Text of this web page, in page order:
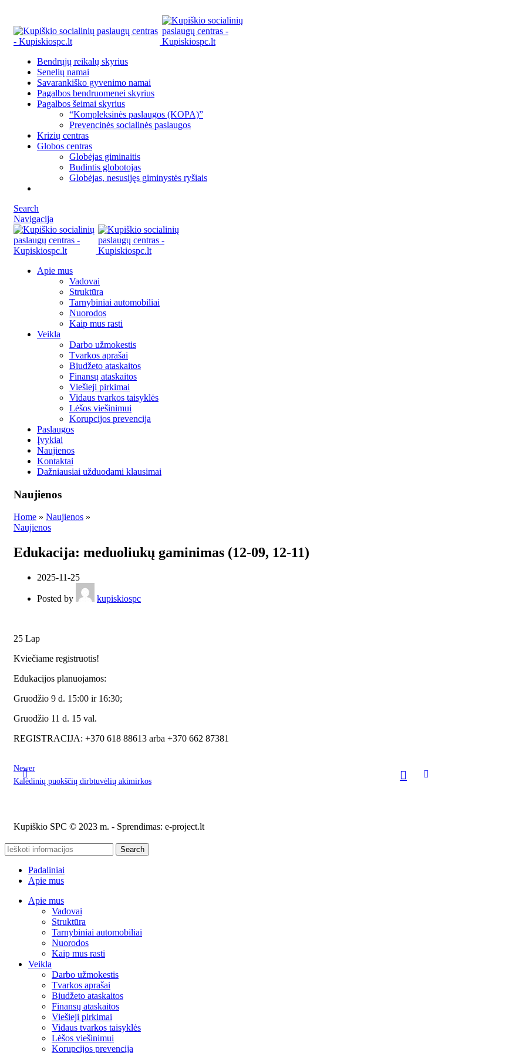
Bendrųjų reikalų skyrius
Senelių namai
Savarankiško gyvenimo namai
Pagalbos bendruomenei skyrius
Pagalbos šeimai skyrius
“Kompleksinės paslaugos (KOPA)”
Prevencinės socialinės paslaugos
Krizių centras
Globos centras
Globėjas giminaitis
Budintis globotojas
Globėjas, nesusijęs giminystės ryšiais
Search
Navigacija
Apie mus
Vadovai
Struktūra
Tarnybiniai automobiliai
Nuorodos
Kaip mus rasti
Veikla
Darbo užmokestis
Tvarkos aprašai
Biudžeto ataskaitos
Finansų ataskaitos
Viešieji pirkimai
Vidaus tvarkos taisyklės
Lėšos viešinimui
Korupcijos prevencija
Paslaugos
Įvykiai
Naujienos
Kontaktai
Dažniausiai užduodami klausimai
Naujienos
Home » Naujienos »
Naujienos
Edukacija: meduoliukų gaminimas (12-09, 12-11)
2025-11-25
Posted by kupiskiospc
25 Lap
Kviečiame registruotis!
Edukacijos planuojamos:
Gruodžio 9 d. 15:00 ir 16:30;
Gruodžio 11 d. 15 val.
REGISTRACIJA: +370 618 88613 arba +370 662 87381
Newer
Kalėdinių puokščių dirbtuvėlių akimirkos
Kupiškio SPC © 2023 m. - Sprendimas: e-project.lt
Search
Padaliniai
Apie mus
Apie mus
Vadovai
Struktūra
Tarnybiniai automobiliai
Nuorodos
Kaip mus rasti
Veikla
Darbo užmokestis
Tvarkos aprašai
Biudžeto ataskaitos
Finansų ataskaitos
Viešieji pirkimai
Vidaus tvarkos taisyklės
Lėšos viešinimui
Korupcijos prevencija